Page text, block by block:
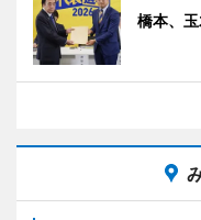
橋本、